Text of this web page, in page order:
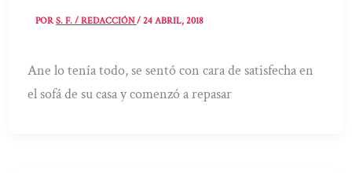
PORS. F. / REDACCIÓN/24 ABRIL, 2018
Ane lo tenía todo, se sentó con cara de satisfecha en
el sofá de su casa y comenzó a repasar